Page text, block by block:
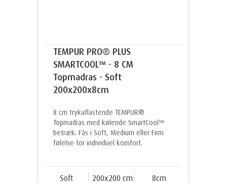
TEMPUR PRO® PLUS
SMARTCOOL™ - 8 CM
Topmadras - Soft
200x200x8cm
8 cm trykaflastende TEMPUR®
Topmadras med kølende SmartCool™
betræk. Fås i Soft, Medium eller Firm
følelse for individuel komfort.
Soft 200x200 cm 8cm